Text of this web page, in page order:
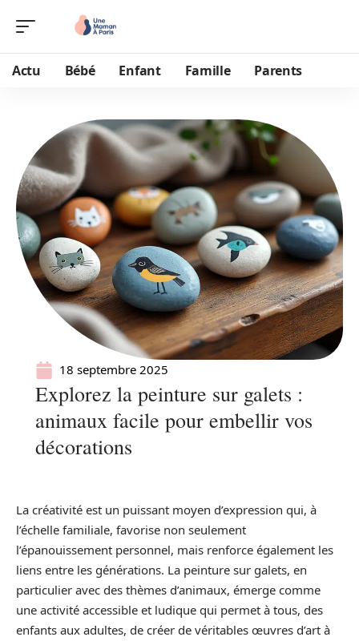
Actu Bébé Enfant Famille Parents
18 septembre 2025
Explorez la peinture sur galets :
animaux facile pour embellir vos
décorations
La créativité est un puissant moyen d’expression qui, à
l’échelle familiale, favorise non seulement
l’épanouissement personnel, mais renforce également les
liens entre les générations. La peinture sur galets, en
particulier avec des thèmes d’animaux, émerge comme
une activité accessible et ludique qui permet à tous, des
enfants aux adultes, de créer de véritables œuvres d’art à